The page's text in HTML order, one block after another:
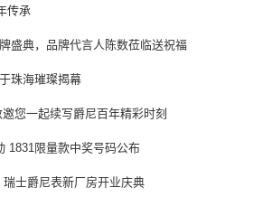
传承
盛典，品牌代言人陈数莅临送祝福
珠海璀璨揭幕
您一起续写爵尼百年精彩时刻
1831限量款中奖号码公布
士爵尼表新厂房开业庆典